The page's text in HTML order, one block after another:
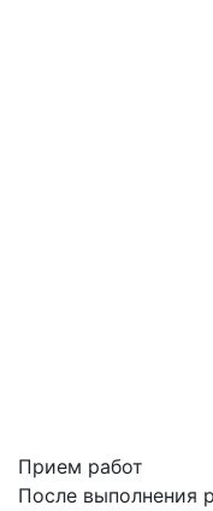
Прием работ
После выполнения